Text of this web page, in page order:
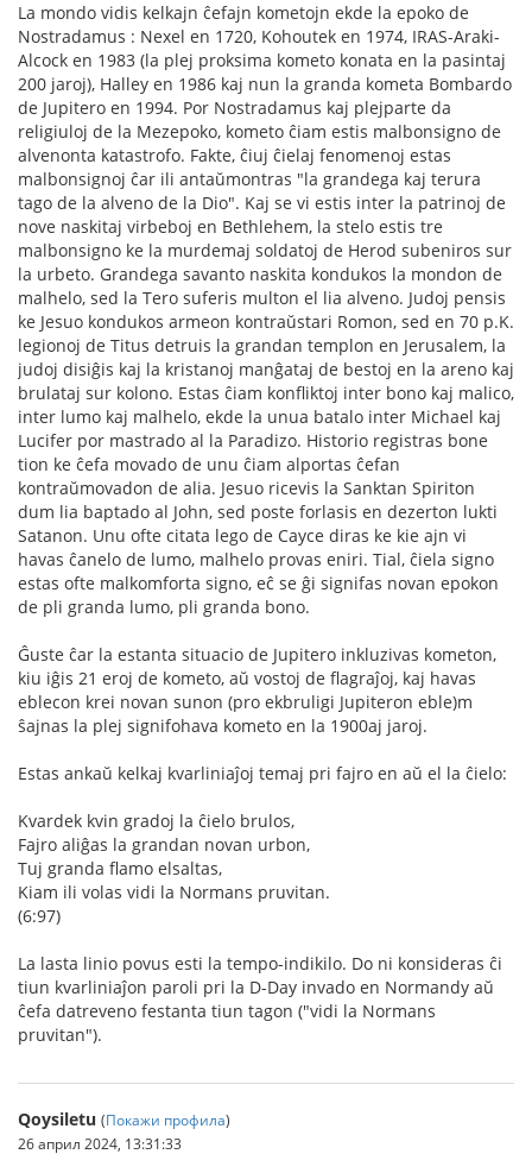
La mondo vidis kelkajn ĉefajn kometojn ekde la epoko de
Nostradamus : Nexel en 1720, Kohoutek en 1974, IRAS-Araki-
Alcock en 1983 (la plej proksima kometo konata en la pasintaj
200 jaroj), Halley en 1986 kaj nun la granda kometa Bombardo
de Jupitero en 1994. Por Nostradamus kaj plejparte da
religiuloj de la Mezepoko, kometo ĉiam estis malbonsigno de
alvenonta katastrofo. Fakte, ĉiuj ĉielaj fenomenoj estas
malbonsignoj ĉar ili antaŭmontras "la grandega kaj terura
tago de la alveno de la Dio". Kaj se vi estis inter la patrinoj de
nove naskitaj virbeboj en Bethlehem, la stelo estis tre
malbonsigno ke la murdemaj soldatoj de Herod subeniros sur
la urbeto. Grandega savanto naskita kondukos la mondon de
malhelo, sed la Tero suferis multon el lia alveno. Judoj pensis
ke Jesuo kondukos armeon kontraŭstari Romon, sed en 70 p.K.
legionoj de Titus detruis la grandan templon en Jerusalem, la
judoj disiĝis kaj la kristanoj manĝataj de bestoj en la areno kaj
brulataj sur kolono. Estas ĉiam konfliktoj inter bono kaj malico,
inter lumo kaj malhelo, ekde la unua batalo inter Michael kaj
Lucifer por mastrado al la Paradizo. Historio registras bone
tion ke ĉefa movado de unu ĉiam alportas ĉefan
kontraŭmovadon de alia. Jesuo ricevis la Sanktan Spiriton
dum lia baptado al John, sed poste forlasis en dezerton lukti
Satanon. Unu ofte citata lego de Cayce diras ke kie ajn vi
havas ĉanelo de lumo, malhelo provas eniri. Tial, ĉiela signo
estas ofte malkomforta signo, eĉ se ĝi signifas novan epokon
de pli granda lumo, pli granda bono.
Ĝuste ĉar la estanta situacio de Jupitero inkluzivas kometon,
kiu iĝis 21 eroj de kometo, aŭ vostoj de flagraĵoj, kaj havas
eblecon krei novan sunon (pro ekbruligi Jupiteron eble)m
ŝajnas la plej signifohava kometo en la 1900aj jaroj.
Estas ankaŭ kelkaj kvarliniaĵoj temaj pri fajro en aŭ el la ĉielo:
Kvardek kvin gradoj la ĉielo brulos,
Fajro aliĝas la grandan novan urbon,
Tuj granda flamo elsaltas,
Kiam ili volas vidi la Normans pruvitan.
(6:97)
La lasta linio povus esti la tempo-indikilo. Do ni konsideras ĉi
tiun kvarliniaĵon paroli pri la D-Day invado en Normandy aŭ
ĉefa datreveno festanta tiun tagon ("vidi la Normans
pruvitan").
Qoysiletu (Покажи профила)
26 април 2024, 13:31:33